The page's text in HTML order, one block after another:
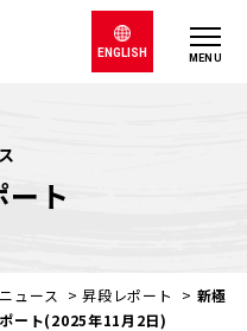
MENU
ENGLISH
ト
ュース >昇段レポート > 新極
ート(2025年11月2日)